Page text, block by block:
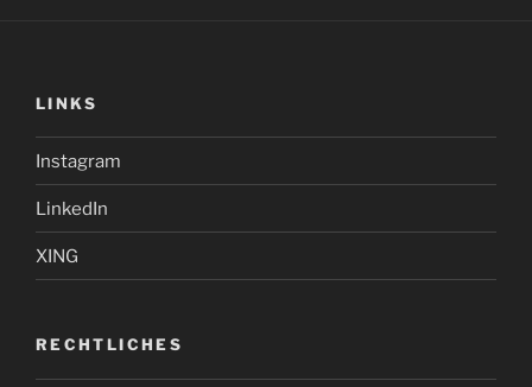
LINKS
Instagram
LinkedIn
XING
RECHTLICHES